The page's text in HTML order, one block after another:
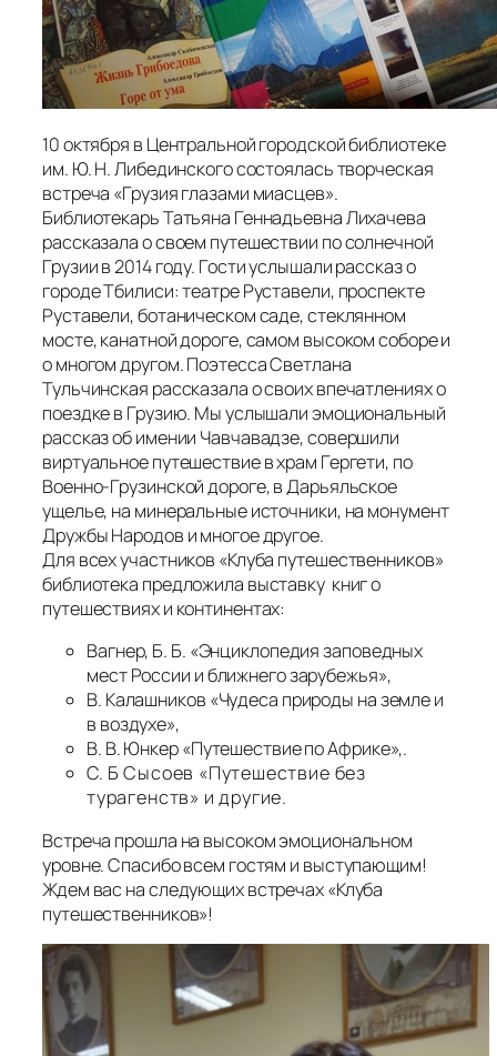
10 октября в Центральной городской библиотеке
им. Ю. Н. Либединского состоялась творческая
встреча «Грузия глазами миасцев».
Библиотекарь Татьяна Геннадьевна Лихачева
рассказала о своем путешествии по солнечной
Грузии в 2014 году. Гости услышали рассказ о
городе Тбилиси: театре Руставели, проспекте
Руставели, ботаническом саде, стеклянном
мосте, канатной дороге, самом высоком соборе и
о многом другом. Поэтесса Светлана
Тульчинская рассказала о своих впечатлениях о
поездке в Грузию. Мы услышали эмоциональный
рассказ об имении Чавчавадзе, совершили
виртуальное путешествие в храм Гергети, по
Военно-Грузинской дороге, в Дарьяльское
ущелье, на минеральные источники, на монумент
Дружбы Народов и многое другое.
Для всех участников «Клуба путешественников»
библиотека предложила выставку книг о
путешествиях и континентах:
Вагнер, Б. Б. «Энциклопедия заповедных
мест России и ближнего зарубежья»,
В. Калашников «Чудеса природы на земле и
в воздухе»,
В. В. Юнкер «Путешествие по Африке»,.
С. БСысоев «Путешествие без
турагенств» и другие.
Встреча прошла на высоком эмоциональном
уровне. Спасибо всем гостям и выступающим!
Ждем вас на следующих встречах «Клуба
путешественников»!